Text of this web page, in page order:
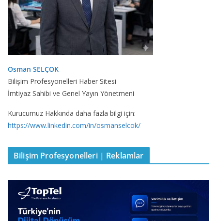
Osman SELÇOK
Bilişim Profesyonelleri Haber Sitesi
İmtiyaz Sahibi ve Genel Yayın Yönetmeni
Kurucumuz Hakkında daha fazla bilgi için:
https://www.linkedin.com/in/osmanselcok/
Bilişim Profesyonelleri | Reklamlar